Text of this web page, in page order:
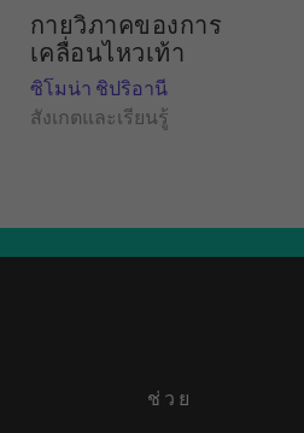
กายวิภาคของการ
เคลื่อนไหวเท้า
ซิโมน่า ชิปริอานี
สังเกตและเรียนรู้
ช่วย